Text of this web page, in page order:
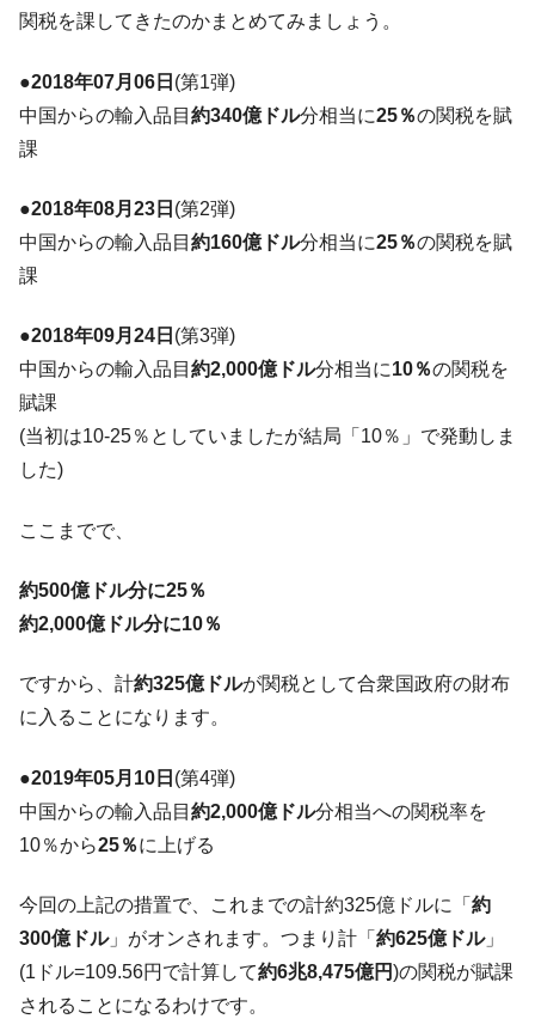
『Money1』
韓国型イージス搭載の次世代駆逐艦
『Money1』
【対日本円】ウォン安が急進！ 日米の協調
に韓国がいっちょがみしたのでは。
『Money1』
1.9倍！
『Money1』
在韓米国大使スティールが着韓！⇒ さっそ
く空港に詰めかけ「出て行け！」「極右勢力」のプラカー
『Money1』
韓国政府「2035年までに18.4GW規模のAIデ
ータセンター整備」⇒ だから無理だってば。
『Money1』
ほぼ終わった」
『Money1』
『Money1』
『Money1』
韓国「橋が落ちました」⇒ 耐久性「なさす
ぎ」では。
『Money1』
韓国鉄鋼最大手『POSCO』ズブズブ沈む。
営業利益80.2％も減少
する差別。許してはおかぬ
『Money1』
韓国ボンクラ政策室長･金容範、株価暴落に
他人事のような発言。
『Money1』
韓国半導体『SKハイニックス』2026年2Qの
業績「史上最高益」当期純利益は前年同期比13.4倍に。
『Money1』
韓国･加徳島新国際空港「またも暗礁」の危
機 ⇒ 10.7兆では損が出るからできない。
関税を課してきたのかまとめてみましょう。
●2018年07月06日 (第1弾)
中国からの輸入品目 約340億ドル分相当に25％の関税を賦
課
●2018年08月23日 (第2弾)
中国からの輸入品目 約160億ドル分相当に25％の関税を賦
課
●2018年09月24日 (第3弾)
中国からの輸入品目 約2,000億ドル分相当に10％の関税を
賦課
(当初は10-25％としていましたが結局「10％」で発動しま
した)
ここまでで、
約500億ドル分に25％
約2,000億ドル分に10％
ですから、計約325億ドルが関税として合衆国政府の財布
に入ることになります。
●2019年05月10日 (第4弾)
中国からの輸入品目 約2,000億ドル分相当への関税率を
10％から25％に上げる
今回の上記の措置で、これまでの計約325億ドルに「 約
300億ドル」がオンされます。つまり計「 約625億ドル」
(1ドル=109.56円で計算して約6兆8,475億円)の関税が賦課
されることになるわけです。